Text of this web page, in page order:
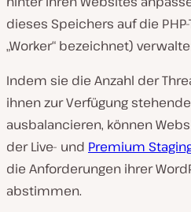
dieses Speichers auf die
„Worker“ bezeichnet)
Indem sie die Anzahl der
ihnen zur Verfügung
ausbalancieren, können
der Live- und Premium
die Anforderungen ihrer
abstimmen.